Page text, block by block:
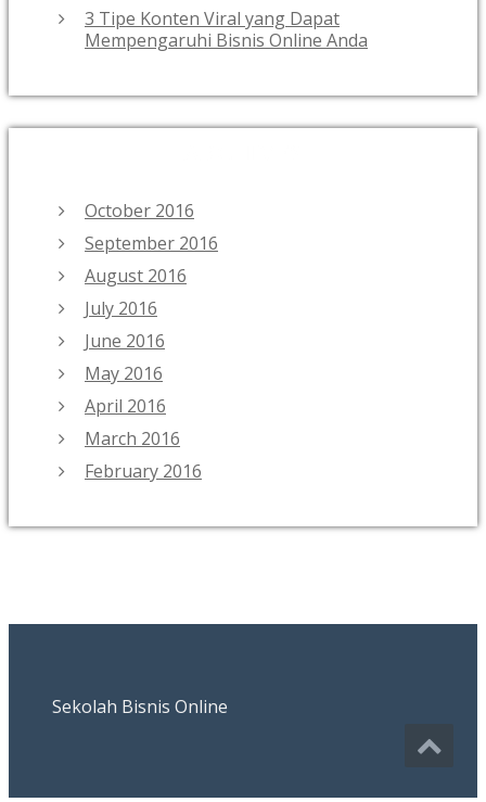
3 Tipe Konten Viral yang Dapat
Mempengaruhi Bisnis Online Anda
October 2016
September 2016
August 2016
July 2016
June 2016
May 2016
April 2016
March 2016
February 2016
Sekolah Bisnis Online